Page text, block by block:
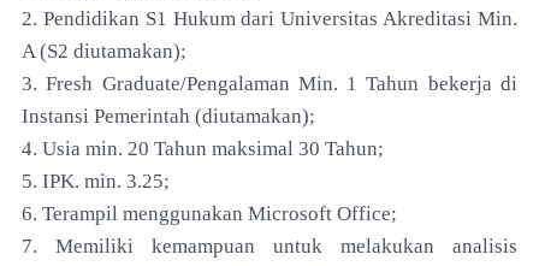
2. Pendidikan S1 Hukum dari Universitas Akreditasi Min.
A (S2 diutamakan);
3. Fresh Graduate/Pengalaman Min. 1 Tahun bekerja di
Instansi Pemerintah (diutamakan);
4. Usia min. 20 Tahun maksimal 30 Tahun;
5. IPK. min. 3.25;
6. Terampil menggunakan Microsoft Office;
7. Memiliki kemampuan untuk melakukan analisis